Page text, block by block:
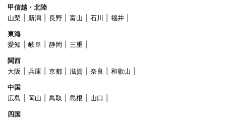
甲信越・北陸
山梨
新潟 長野 富山 石川
福井
東海
愛知
岐阜 静岡
三重
関西
大阪
兵庫 京都 滋賀 奈良
和歌山
中国
広島
岡山 鳥取 島根
山口
四国